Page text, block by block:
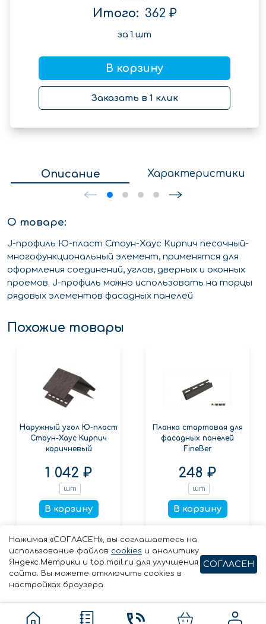
Итого: 362 ₽
за 1 шт
В корзину
Заказать в 1 клик
Описание Характеристики
О товаре:
J-профиль Ю-пласт Стоун-Хаус Кирпич песочный-
многофункциональный элемент, применятся для
оформления соединений, углов, дверных и оконных
проемов. J-профиль можно использовать на торцы
рядовых элементов фасадных панелей
Похожие товары
Наружный угол Ю-пласт
Стоун-Хаус Кирпич
коричневый
1 042 ₽
шт
В корзину
Планка стартовая для
фасадных панелей
FineBer
248 ₽
шт
В корзину
Нажимая «СОГЛАСЕН», вы соглашаетесь на
использование файлов cookies и аналитику
Яндекс.Метрики и top.mail.ru для улучшения
сайта. Вы можете отключить cookies в
настройках браузера.
СОГЛАСЕН